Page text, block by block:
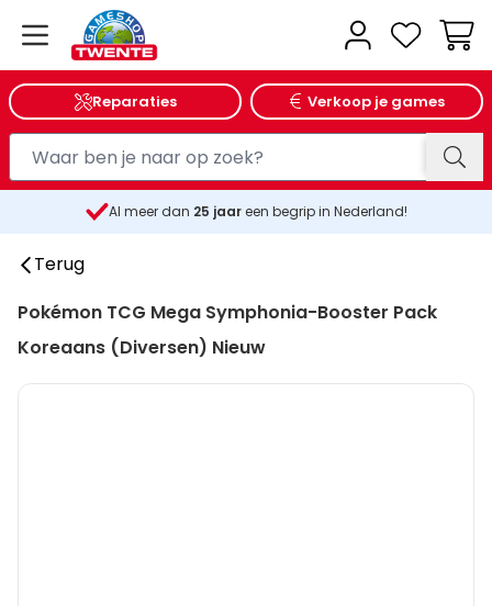
Reparaties Verkoop je games
Al meer dan 25 jaareen begrip in Nederland!
Terug
Pokémon TCG Mega Symphonia-Booster Pack
Koreaans (Diversen) Nieuw